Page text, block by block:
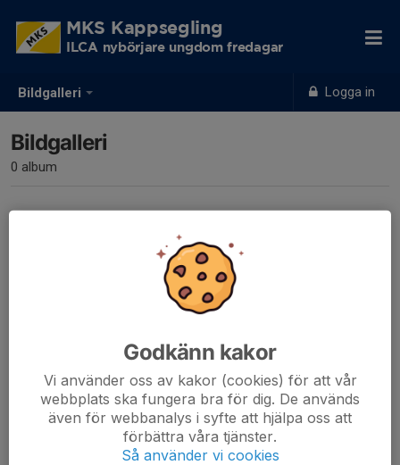
Bildgalleri Logga in
MKS Kappsegling
ILCA nybörjare ungdom fredagar
Bildgalleri
0 album
Inga album skapade
Godkänn kakor
Vi använder oss av kakor (cookies) för att vår
webbplats ska fungera bra för dig. De används
även för webbanalys i syfte att hjälpa oss att
förbättra våra tjänster.
Så använder vi cookies